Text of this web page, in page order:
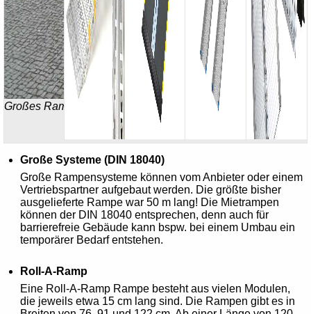
Großes Rampensystem
Große Systeme (DIN 18040)
Große Rampensysteme können vom Anbieter oder einem
Vertriebspartner aufgebaut werden. Die größte bisher
ausgelieferte Rampe war 50 m lang! Die Mietrampen
können der DIN 18040 entsprechen, denn auch für
barrierefreie Gebäude kann bspw. bei einem Umbau ein
temporärer Bedarf entstehen.
Roll-A-Ramp
Eine Roll-A-Ramp Rampe besteht aus vielen Modulen,
die jeweils etwa 15 cm lang sind. Die Rampen gibt es in